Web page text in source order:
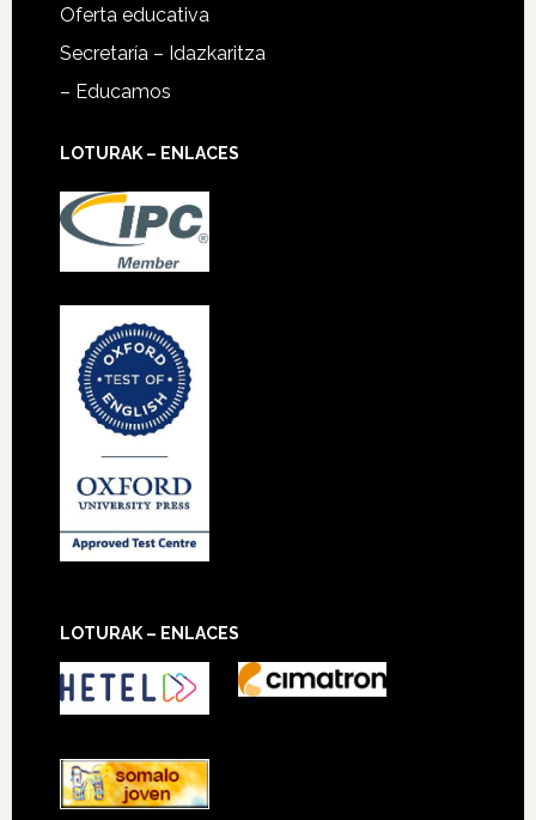
Oferta educativa
Secretaría – Idazkaritza
– Educamos
LOTURAK – ENLACES
LOTURAK – ENLACES